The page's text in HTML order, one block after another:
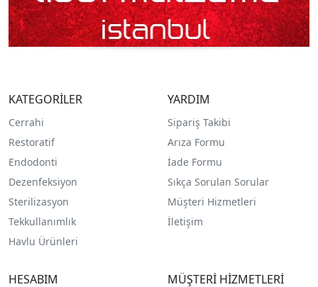
KATEGORİLER
Cerrahi
Restoratif
Endodonti
Dezenfeksiyon
Sterilizasyon
Tekkullanımlık
Havlu Ürünleri
YARDIM
Sipariş Takibi
Arıza Formu
İade Formu
Sıkça Sorulan Sorular
Müşteri Hizmetleri
İletişim
HESABIM MÜŞTERİ HİZMETLERİ